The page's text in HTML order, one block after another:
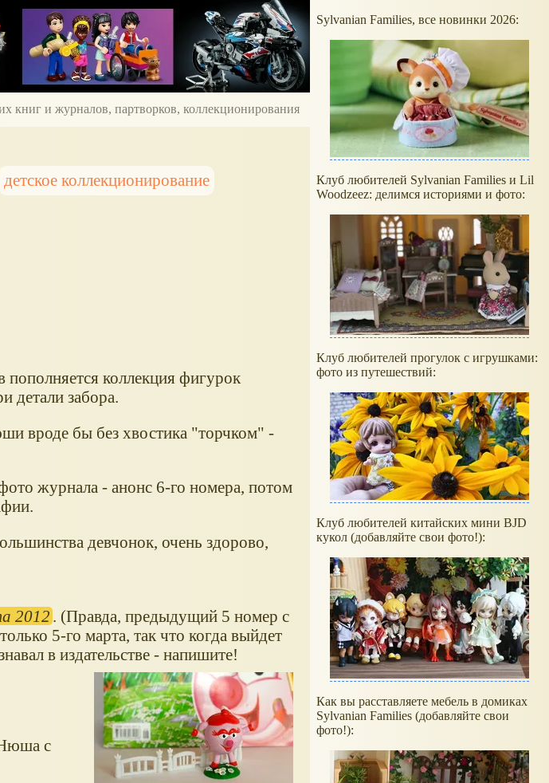
книг и журналов, партворков, коллекционирования
детское коллекционирование
коллекция фигурок
детали забора.
вроде бы без хвостика "торчком" -
журнала - анонс 6-го номера, потом
девчонок, очень здорово,
2012. (Правда, предыдущий 5 номер с
5-го марта, так что когда выйдет
в издательстве - напишите!
Нюша с
Sylvanian Families, все новинки 2026:
Клуб любителей Sylvanian Families и Lil
Woodzeez: делимся историями и фото:
Клуб любителей прогулок с игрушками:
фото из путешествий:
Клуб любителей китайских мини BJD
кукол (добавляйте свои фото!):
Как вы расставляете мебель в домиках
Sylvanian Families (добавляйте свои
фото!):